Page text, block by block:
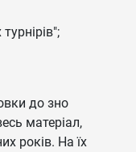
до зно
матеріал,
років. На їх